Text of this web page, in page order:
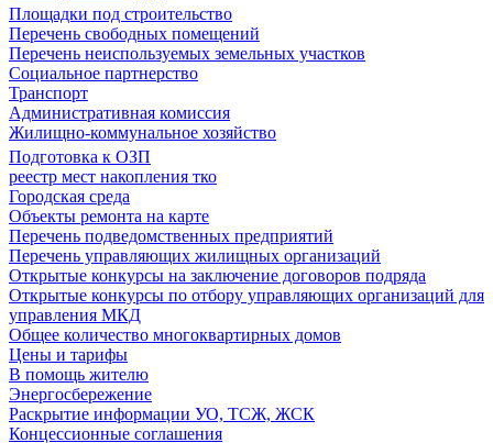
Площадки под строительство
Перечень свободных помещений
Перечень неиспользуемых земельных участков
Социальное партнерство
Транспорт
Административная комиссия
Жилищно-коммунальное хозяйство
Подготовка к ОЗП
реестр мест накопления тко
Городская среда
Объекты ремонта на карте
Перечень подведомственных предприятий
Перечень управляющих жилищных организаций
Открытые конкурсы на заключение договоров подряда
Открытые конкурсы по отбору управляющих организаций для
управления МКД
Общее количество многоквартирных домов
Цены и тарифы
В помощь жителю
Энергосбережение
Раскрытие информации УО, ТСЖ, ЖСК
Концессионные соглашения